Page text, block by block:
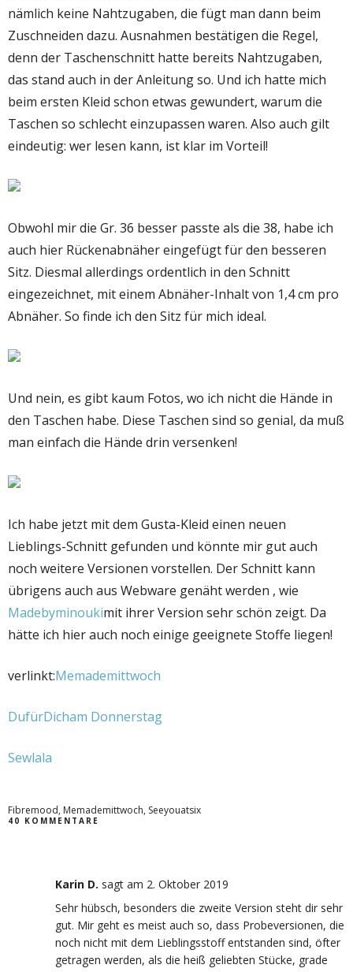
nämlich keine Nahtzugaben, die fügt man dann beim
Zuschneiden dazu. Ausnahmen bestätigen die Regel,
denn der Taschenschnitt hatte bereits Nahtzugaben,
das stand auch in der Anleitung so. Und ich hatte mich
beim ersten Kleid schon etwas gewundert, warum die
Taschen so schlecht einzupassen waren. Also auch gilt
eindeutig: wer lesen kann, ist klar im Vorteil!
Obwohl mir die Gr. 36 besser passte als die 38, habe ich
auch hier Rückenabnäher eingefügt für den besseren
Sitz. Diesmal allerdings ordentlich in den Schnitt
eingezeichnet, mit einem Abnäher-Inhalt von 1,4 cm pro
Abnäher. So finde ich den Sitz für mich ideal.
Und nein, es gibt kaum Fotos, wo ich nicht die Hände in
den Taschen habe. Diese Taschen sind so genial, da muß
man einfach die Hände drin versenken!
Ich habe jetzt mit dem Gusta-Kleid einen neuen
Lieblings-Schnitt gefunden und könnte mir gut auch
noch weitere Versionen vorstellen. Der Schnitt kann
übrigens auch aus Webware genäht werden , wie
Madebyminoukimit ihrer Version sehr schön zeigt. Da
hätte ich hier auch noch einige geeignete Stoffe liegen!
verlinkt:Memademittwoch
DufürDicham Donnerstag
Sewlala
Fibremood, Memademittwoch, Seeyouatsix
40 KOMMENTARE
Karin D. sagt am 2. Oktober 2019
Sehr hübsch, besonders die zweite Version steht dir sehr
gut. Mir geht es meist auch so, dass Probeversionen, die
noch nicht mit dem Lieblingsstoff entstanden sind, öfter
getragen werden, als die heiß geliebten Stücke, grade